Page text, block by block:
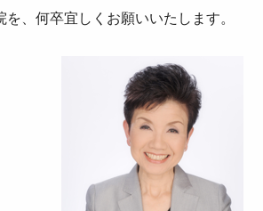
、何卒宜しくお願いいたします。